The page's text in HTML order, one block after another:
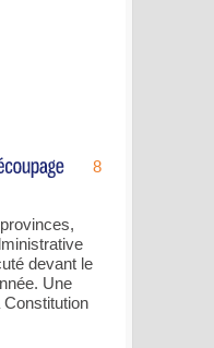
8
devant le
Une